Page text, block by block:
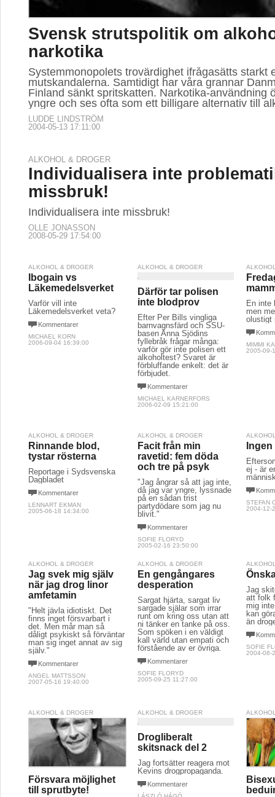
Svensk strutspolitik om
narkotika
Systemmonopolets trovärdighet ifrågasätts starkt
mutskandalerna. Samtidigt har våra grannar
Finland sänkt spritskatten. Narkotika-användning
yngre och ses ofta som ett billigare alternativ till
LUDDE LINDSTRÖM
2004-05-13 17:11:00
ALKOHOL & DROGER
Individualisera inte
missbruk!
Individualisera inte missbruk!
OLLE JONASSON
2008-05-29 17:54:00
ALKOHOL & DROGER
Ibogain vs
Läkemedelsverket
Varför vill inte
Läkemedelsverket veta?
Kommentarer
MICHAEL KORN
2006-09-04 16:39:00
ALKOHOL & DROGER
Därför tar polisen
inte blodprov
Efter Per Bills vingliga
barnvagnsfärd och SSU-
basen Anna Sjödins
fyllebråk frågar många:
varför gör inte polisen ett
alkoholtest? Svaret är
förbluffande enkelt: det är
förbjudet.
Kommentarer
MICHAEL KARNERFORS
2006-02-09 15:21:00
En inte
men
olustigt
MIMMI
2005-09-
ALKOHOL & DROGER
Rinnande blod,
tystar rösterna
Reportage i Sydsvenska
Dagbladet
Kommentarer
LENNART EKMAN
2005-06-18 14:34:00
ALKOHOL & DROGER
Facit från min
ravetid: fem döda
och tre på psyk
"Jag ångrar så att jag inte,
då jag var yngre, lyssnade
på en sådan trist
partydödare som jag nu
blivit."
Kommentarer
SOFIE FLORYD
2005-02-16 23:50:00
ej - är
STEFAN
2004-12-
ALKOHOL & DROGER
Jag svek mig själv
när jag drog linor
amfetamin
"Helt jävla idiotiskt. Det
finns inget försvarbart i
det. Men mår man så
dåligt psykiskt så förväntar
man sig inget annat av sig
själv."
Kommentarer
ANGEL MATTSSON
2007-05-16 19:40:00
ALKOHOL & DROGER
En gengångares
desperation
Sargat hjärta, sargat liv
sargade själar som irrar
runt om kring oss utan att
ni tänker en tanke på oss.
Som spöken i en väldigt
kall värld utan empati och
förstående av er övriga.
Kommentarer
SOFIE FLORYD
2005-09-25 11:27:00
Jag
att folk
mig
kan
än
SOFIE
2004-08-
ALKOHOL & DROGER
Försvara möjlighet
till sprutbyte!
ALKOHOL & DROGER
Drogliberalt
skitsnack del 2
Jag fortsätter reagera mot
Kevins drogpropaganda.
Kommentarer